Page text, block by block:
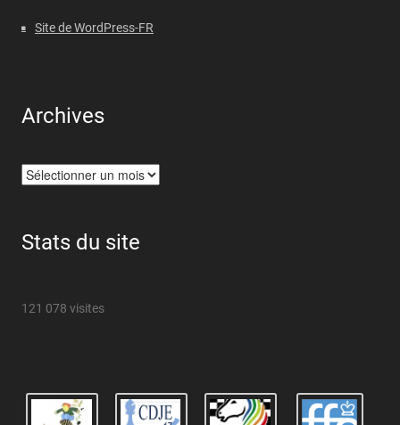
Site de WordPress-FR
Archives
Archives
Stats du site
121 078 visites